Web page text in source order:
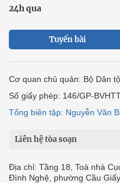
24h qua
Tuyến bài
Cơ quan chủ quản: Bộ Dân
Số giấy phép: 146/GP-
Tổng biên tập: Nguyễn Văn
Liên hệ tòa soạn
Địa chỉ: Tầng 18, Toà nhà
Đình Nghệ, phường Cầu